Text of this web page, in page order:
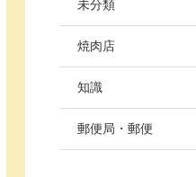
未分類
焼肉店
知識
郵便局・郵便